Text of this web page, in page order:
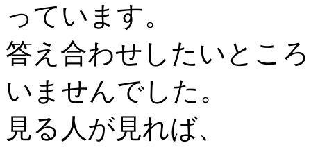
っています。
答え合わせしたいとこ
いませんでした。
見る人が見れば、